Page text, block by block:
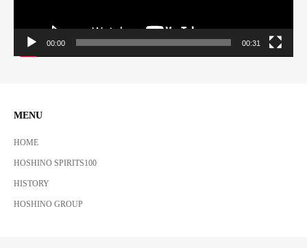
00:00 00:31
MENU
HOME
HOSHINO SPIRITS100
HISTORY
HOSHINO GROUP